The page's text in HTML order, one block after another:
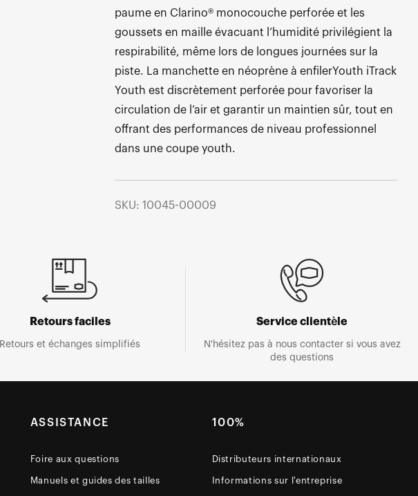
paume en Clarino® monocouche perforée et les
goussets en maille évacuant l’humidité privilégient la
respirabilité, même lors de longues journées sur la
piste. La manchette en néoprène à enfilerYouth iTrack
Youth est discrètement perforée pour favoriser la
circulation de l’air et garantir un maintien sûr, tout en
offrant des performances de niveau professionnel
dans une coupe youth.
SKU: 10045-00009
Retours faciles
Retours et échanges simplifiés
Service clientèle
N'hésitez pas à nous contacter si vous avez
des questions
ASSISTANCE
Foire aux questions
Manuels et guides des tailles
100%
Distributeurs internationaux
Informations sur l'entreprise